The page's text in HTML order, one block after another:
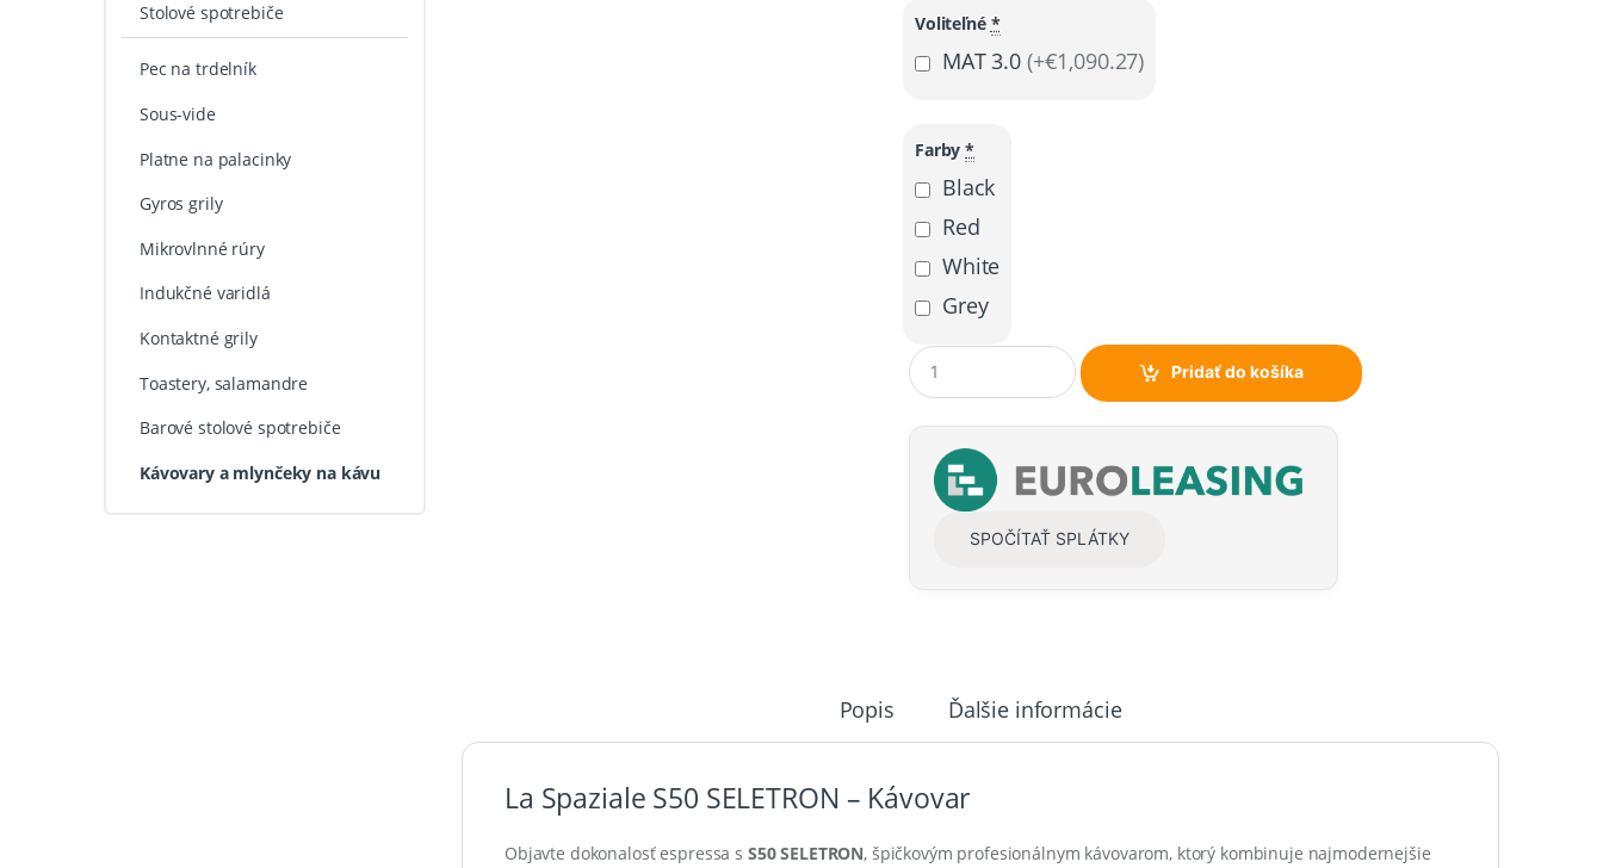
Voliteľné *
MAT 3.0 (+€1,090.27)
Farby *
Black
Red
White
Grey
Q
u
t
Pridať do košíka
SPOČÍTAŤ SPLÁTKY
Popis Ďalšie informácie
La Spaziale S50 SELETRON – Kávovar
Objavte dokonalosť espressa s S50 SELETRON, špičkovým profesionálnym kávovarom, ktorý kombinuje najmodernejšie
Stolové spotrebiče
Pec na trdelník
Sous-vide
Platne na palacinky
Gyros grily
Mikrovlnné rúry
Indukčné varidlá
Kontaktné grily
Toastery, salamandre
Barové stolové spotrebiče
Kávovary a mlynčeky na kávu